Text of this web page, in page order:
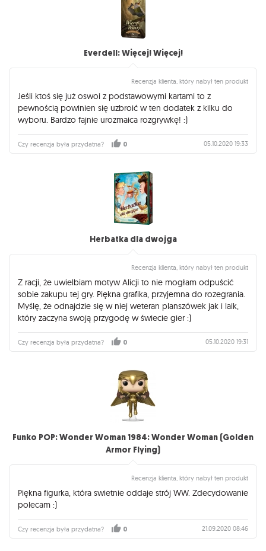
Everdell: Więcej! Więcej!
Recenzja klienta, który nabył ten produkt
Jeśli ktoś się już oswoi z podstawowymi kartami to z
pewnością powinien się uzbroić w ten dodatek z kilku do
wyboru. Bardzo fajnie urozmaica rozgrywkę! :)
Czy recenzja była przydatna? 0 05.10.2020 19:33
Herbatka dla dwojga
Recenzja klienta, który nabył ten produkt
Z racji, że uwielbiam motyw Alicji to nie mogłam odpuścić
sobie zakupu tej gry. Piękna grafika, przyjemna do rozegrania.
Myślę, że odnajdzie się w niej weteran planszówek jak i laik,
który zaczyna swoją przygodę w świecie gier :)
Czy recenzja była przydatna? 0 05.10.2020 19:31
Funko POP: Wonder Woman 1984: Wonder Woman (Golden
Armor Flying)
Recenzja klienta, który nabył ten produkt
Piękna figurka, która swietnie oddaje strój WW. Zdecydowanie
polecam :)
Czy recenzja była przydatna? 0 21.09.2020 08:46